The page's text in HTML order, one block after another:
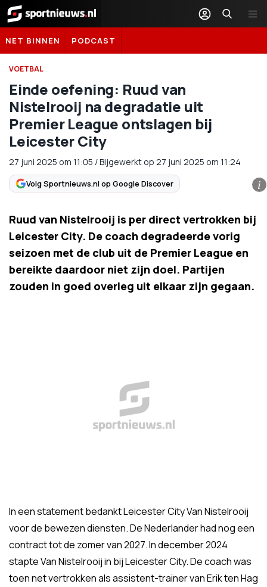
Sportnieuws.nl
NET BINNEN PODCAST
VOETBAL
Einde oefening: Ruud van
Nistelrooij na degradatie uit
Premier League ontslagen bij
Leicester City
27 juni 2025 om 11:05 /Bijgewerkt op 27 juni 2025 om 11:24
Volg Sportnieuws.nl op Google Discover i
Ruud van Nistelrooij is per direct vertrokken bij
Leicester City. De coach degradeerde vorig
seizoen met de club uit de Premier League en
bereikte daardoor niet zijn doel. Partijen
zouden in goed overleg uit elkaar zijn gegaan.
In een statement bedankt Leicester City Van Nistelrooij
voor de bewezen diensten. De Nederlander had nog een
contract tot de zomer van 2027. In december 2024
stapte Van Nistelrooij in bij Leicester City. De coach was
toen net vertrokken als assistent-trainer van Erik ten Hag